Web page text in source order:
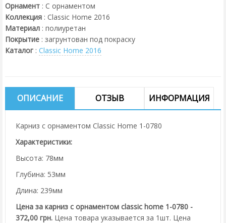
Орнамент : С орнаментом
Коллекция : Classic Home 2016
Материал : полиуретан
Покрытие : загрунтован под покраску
Каталог : Classic Home 2016
ОПИСАНИЕ ОТЗЫВ ИНФОРМАЦИЯ
Карниз с орнаментом Classic Home 1-0780
Характеристики:
Высота: 78мм
Глубина: 53мм
Длина: 239мм
Цена за карниз с орнаментом classic home 1-0780 -
372,00 грн. Цена товара указывается за 1шт. Цена